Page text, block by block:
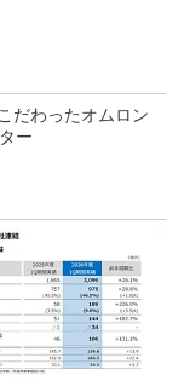
だわったオムロン
ー